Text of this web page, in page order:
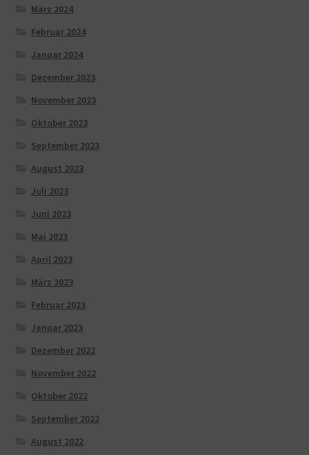
März 2024
Februar 2024
Januar 2024
Dezember 2023
November 2023
Oktober 2023
September 2023
August 2023
Juli 2023
Juni 2023
Mai 2023
April 2023
März 2023
Februar 2023
Januar 2023
Dezember 2022
November 2022
Oktober 2022
September 2022
August 2022